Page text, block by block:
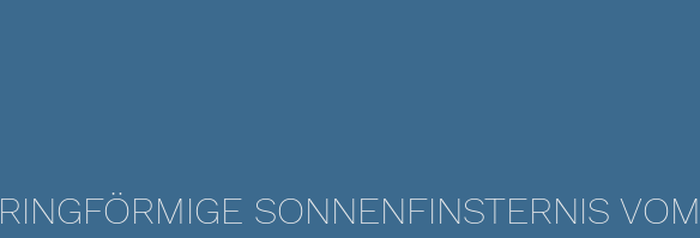
RINGFÖRMIGE SONNENFINSTERNIS VOM